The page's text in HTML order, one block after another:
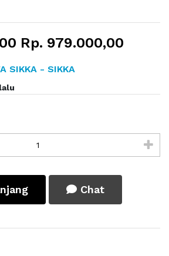
Rp. 979.000,00
SIKKA - SIKKA
Chat